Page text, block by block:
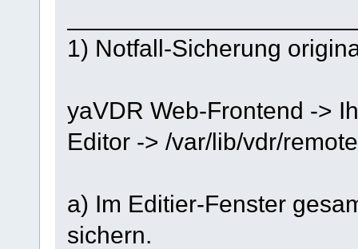
1) Notfall-Sicherung
yaVDR Web-Frontend ->
Editor -> /var/lib/vdr/
a) Im Editier-Fenster
sichern.